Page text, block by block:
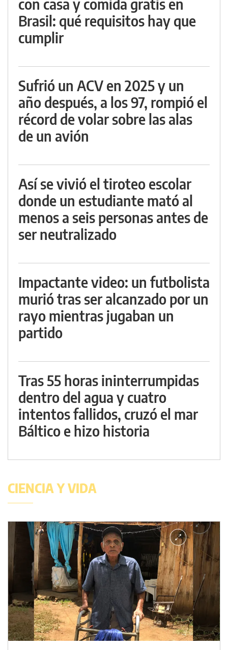
con casa y comida gratis en
Brasil: qué requisitos hay que
cumplir
Sufrió un ACV en 2025 y un
año después, a los 97, rompió el
récord de volar sobre las alas
de un avión
Así se vivió el tiroteo escolar
donde un estudiante mató al
menos a seis personas antes de
ser neutralizado
Impactante video: un futbolista
murió tras ser alcanzado por un
rayo mientras jugaban un
partido
Tras 55 horas ininterrumpidas
dentro del agua y cuatro
intentos fallidos, cruzó el mar
Báltico e hizo historia
CIENCIA Y VIDA